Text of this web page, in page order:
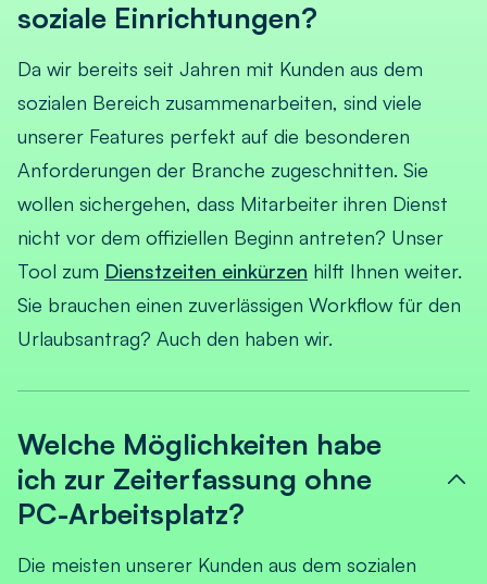
soziale Einrichtungen?
Da wir bereits seit Jahren mit Kunden aus dem
sozialen Bereich zusammenarbeiten, sind viele
unserer Features perfekt auf die besonderen
Anforderungen der Branche zugeschnitten. Sie
wollen sichergehen, dass Mitarbeiter ihren Dienst
nicht vor dem offiziellen Beginn antreten? Unser
Tool zum Dienstzeiten einkürzen hilft Ihnen weiter.
Sie brauchen einen zuverlässigen Workflow für den
Urlaubsantrag? Auch den haben wir.
Welche Möglichkeiten habe
ich zur Zeiterfassung ohne
PC-Arbeitsplatz?
Die meisten unserer Kunden aus dem sozialen